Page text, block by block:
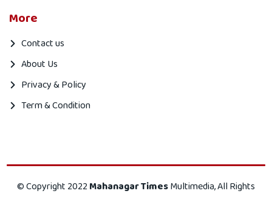
More
Contact us
About Us
Privacy & Policy
Term & Condition
times
Times© Copyright 2022Mahanagar TimesMultimedia, All Rights